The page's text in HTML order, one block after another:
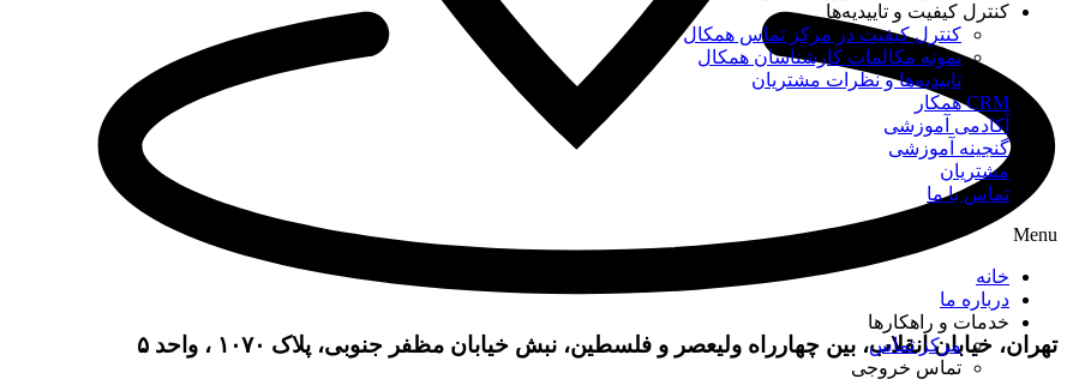
تهران، خیابان انقلاب، بین چهارراه ولیعصر و فلسطین، نبش خیابان مظفر جنوبی، پلاک ۱۰۷۰ ، واحد ۵
کنترل کیفیت و تاییدیه‌ها
کنترل کیفیت در مرکز تماس همکال
نمونه مکالمات کارشناسان همکال
تاییدیه‌ها و نظرات مشتریان
CRM همکار
آکادمی آموزشی
گنجینه آموزشی
مشتریان
تماس با ما
Menu
خانه
درباره ما
خدمات و راهکارها
مرکز تماس
تماس خروجی